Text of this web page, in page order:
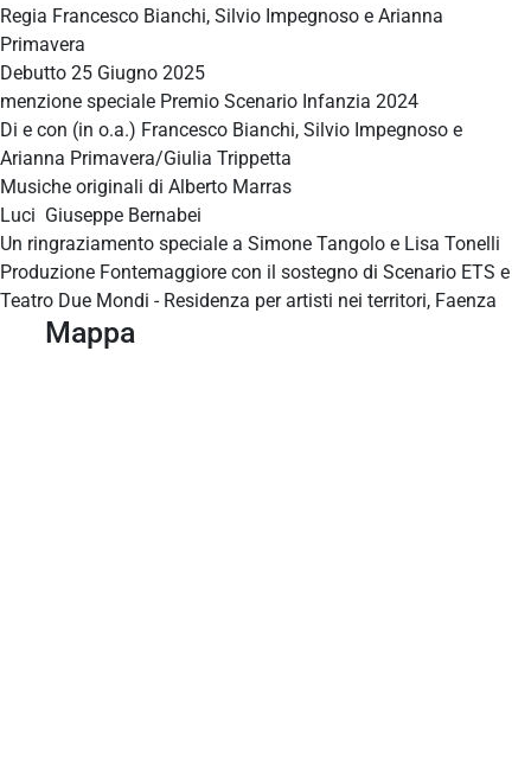
Regia Francesco Bianchi, Silvio Impegnoso e Arianna
Primavera
Debutto 25 Giugno 2025
menzione speciale Premio Scenario Infanzia 2024
Di e con (in o.a.) Francesco Bianchi, Silvio Impegnoso e
Arianna Primavera/Giulia Trippetta
Musiche originali di Alberto Marras
Luci Giuseppe Bernabei
Un ringraziamento speciale a Simone Tangolo e Lisa Tonelli
Produzione Fontemaggiore con il sostegno di Scenario ETS e
Teatro Due Mondi - Residenza per artisti nei territori, Faenza
Mappa